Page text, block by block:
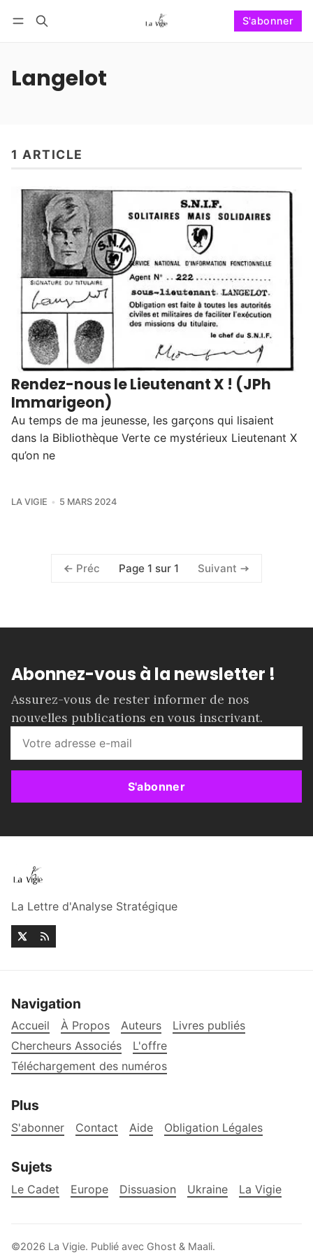
S'abonner
Langelot
1 ARTICLE
Rendez-nous le Lieutenant X ! (JPh
Immarigeon)
Au temps de ma jeunesse, les garçons qui lisaient
dans la Bibliothèque Verte ce mystérieux Lieutenant X
qu’on ne
LA VIGIE 5 MARS 2024
Préc Page 1 sur 1 Suivant
Abonnez-vous à la newsletter !
Assurez-vous de rester informer de nos
nouvelles publications en vous inscrivant.
S'abonner
La Lettre d'Analyse Stratégique
Navigation
Accueil À Propos Auteurs
Livres publiés
Chercheurs Associés
L'offre
Téléchargement des numéros
Plus
S'abonner Contact Aide Obligation Légales
Sujets
Le Cadet Europe Dissuasion Ukraine La Vigie
©2026 La Vigie. Publié avec Ghost & Maali.